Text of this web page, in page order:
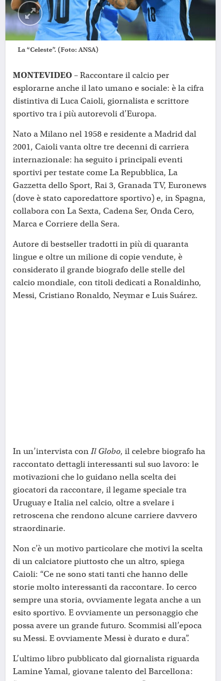
La “Celeste”. (Foto: ANSA)
MONTEVIDEO– Raccontare il calcio per
esplorarne anche il lato umano e sociale: è la cifra
distintiva di Luca Caioli, giornalista e scrittore
sportivo tra i più autorevoli d’Europa.
Nato a Milano nel 1958 e residente a Madrid dal
2001, Caioli vanta oltre tre decenni di carriera
internazionale: ha seguito i principali eventi
sportivi per testate come La Repubblica, La
Gazzetta dello Sport, Rai 3, Granada TV, Euronews
(dove è stato caporedattore sportivo) e, in Spagna,
collabora con La Sexta, Cadena Ser, Onda Cero,
Marca e Corriere della Sera.
Autore di bestseller tradotti in più di quaranta
lingue e oltre un milione di copie vendute, è
considerato il grande biografo delle stelle del
calcio mondiale, con titoli dedicati a Ronaldinho,
Messi, Cristiano Ronaldo, Neymar e Luis Suárez.
In un’intervista conIl Globo, il celebre biografo ha
raccontato dettagli interessanti sul suo lavoro: le
motivazioni che lo guidano nella scelta dei
giocatori da raccontare, il legame speciale tra
Uruguay e Italia nel calcio, oltre a svelare i
retroscena che rendono alcune carriere davvero
straordinarie.
Non c’è un motivo particolare che motivi la scelta
di un calciatore piuttosto che un altro, spiega
Caioli: “Ce ne sono stati tanti che hanno delle
storie molto interessanti da raccontare. Io cerco
sempre una storia, ovviamente legata anche a un
esito sportivo. E ovviamente un personaggio che
possa avere un grande futuro. Scommisi all’epoca
su Messi. E ovviamente Messi è durato e dura”.
L’ultimo libro pubblicato dal giornalista riguarda
Lamine Yamal, giovane talento del Barcellona: